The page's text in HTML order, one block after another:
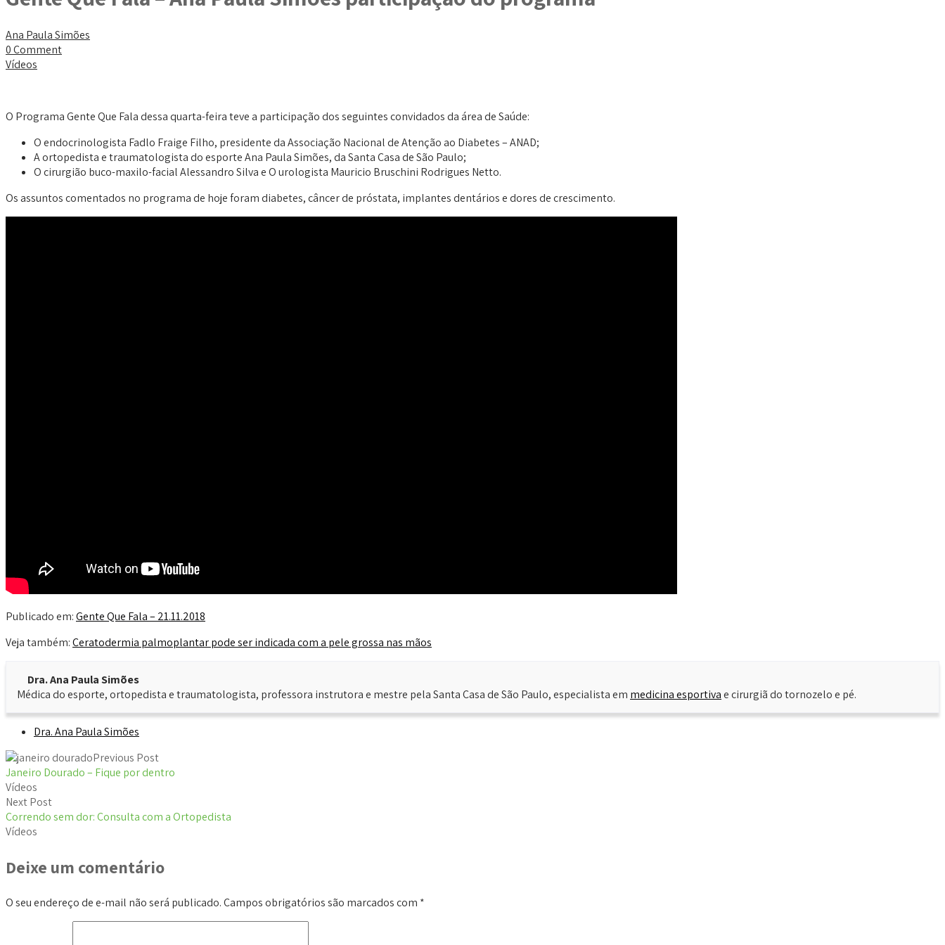
Ana Paula Simões
0 Comment
Vídeos
O Programa Gente Que Fala dessa quarta-feira teve a participação dos seguintes convidados da área de Saúde:
O endocrinologista Fadlo Fraige Filho, presidente da Associação Nacional de Atenção ao Diabetes – ANAD;
A ortopedista e traumatologista do esporte Ana Paula Simões, da Santa Casa de São Paulo;
O cirurgião buco-maxilo-facial Alessandro Silva e O urologista Mauricio Bruschini Rodrigues Netto.
Os assuntos comentados no programa de hoje foram diabetes, câncer de próstata, implantes dentários e dores de crescimento.
Publicado em:Gente Que Fala – 21.11.2018
Veja também:Ceratodermia palmoplantar pode ser indicada com a pele grossa nas mãos
Dra. Ana Paula Simões
Médica do esporte, ortopedista e traumatologista, professora instrutora e mestre pela Santa Casa de São Paulo, especialista em medicina esportivae cirurgiã do tornozelo e pé.
Dra. Ana Paula Simões
Previous Post
Janeiro Dourado – Fique por dentro
Vídeos
Next Post
Correndo sem dor: Consulta com a Ortopedista
Vídeos
Deixe um comentário
O seu endereço de e-mail não será publicado.Campos obrigatórios são marcados com *